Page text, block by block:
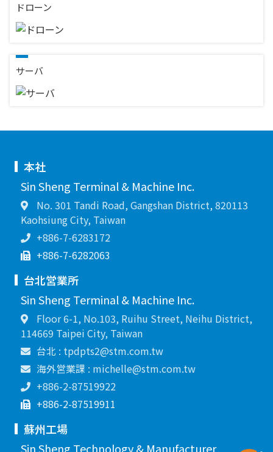
ドローン
サーバ
本社
Sin Sheng Terminal & Machine Inc.
No. 301 Tandi Road, Gangshan District, 820113
Kaohsiung City, Taiwan
+886-7-6283172
+886-7-6282063
台北営業所
Sin Sheng Terminal & Machine Inc.
Floor 6-1, No.103, Ruihu Street, Neihu District,
114669 Taipei City, Taiwan
台北 : tpdpts2@stm.com.tw
海外営業課 : michelle@stm.com.tw
+886-2-87519922
+886-2-87519911
蘇州工場
Sin Sheng Technology & Manufacturer